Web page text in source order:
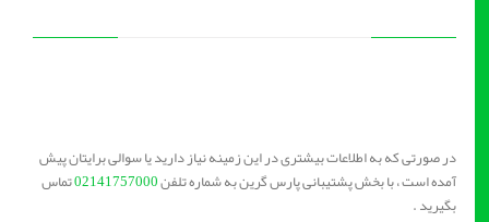
در صورتی که به اطلاعات بیشتری در این زمینه نیاز دارید یا سوالی برایتان پیش
آمده است ، با بخش پشتیبانی پارس گرین به شماره تلفن02141757000تماس
بگیرید .